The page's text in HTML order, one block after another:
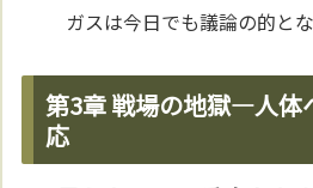
ガスは今日でも議論の的とな
第3章 戦場の地獄—人体
応